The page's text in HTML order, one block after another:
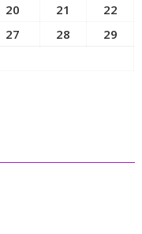
ขับ
เคลื่อน
20 21
22
27 28
29